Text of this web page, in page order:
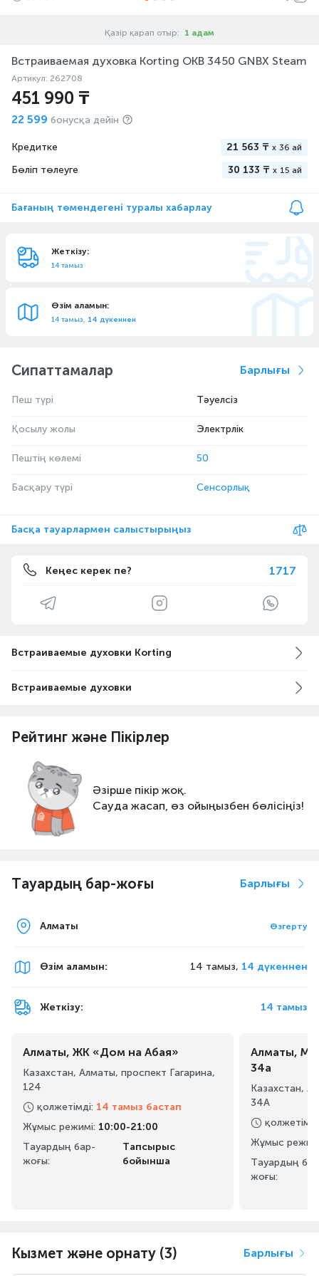
Қазір қарап отыр: 1 адам
Встраиваемая духовка Korting OKB 3450 GNBX Steam
Артикул: 262708
451 990 ₸
22 599 бонусқа дейін
Кредитке 21 563 ₸ x 36 ай
Бөліп төлеуге 30 133 ₸ x 15 ай
Бағаның төмендегені туралы хабарлау
Жеткізу:
14 тамыз
Өзім аламын:
14 тамыз, 14 дүкеннен
Сипаттамалар Барлығы
Пеш түрі Тәуелсіз
Қосылу жолы Электрлік
Пештің көлемі 50
Басқару түрі Сенсорлық
Басқа тауарлармен салыстырыңыз
Кеңес керек пе? 1717
Встраиваемые духовки Korting
Встраиваемые духовки
Рейтинг және Пікірлер
Әзірше пікір жоқ.
Сауда жасап, өз ойыңызбен бөлісіңіз!
Тауардың бар-жоғы Барлығы
Алматы Өзгерту
Өзім аламын: 14 тамыз, 14 дүкеннен
Жеткізу: 14 тамыз
Алматы, ЖК «Дом на Абая»
Казахстан, Алматы, проспект Гагарина,
124
қолжетімді: 14 тамыз бастап
Жұмыс режимі: 10:00-21:00
Тауардың бар-
жоғы:
Тапсырыс
бойынша
Алматы,
34а
Казахстан,
34А
қолжетімді
Жұмыс
Тауардың
жоғы:
Кызмет және орнату (3) Барлығы